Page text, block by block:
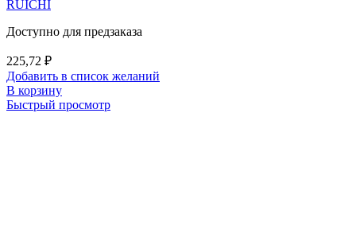
RUICHI
Доступно для предзаказа
225,72 ₽
Добавить в список желаний
В корзину
Быстрый просмотр